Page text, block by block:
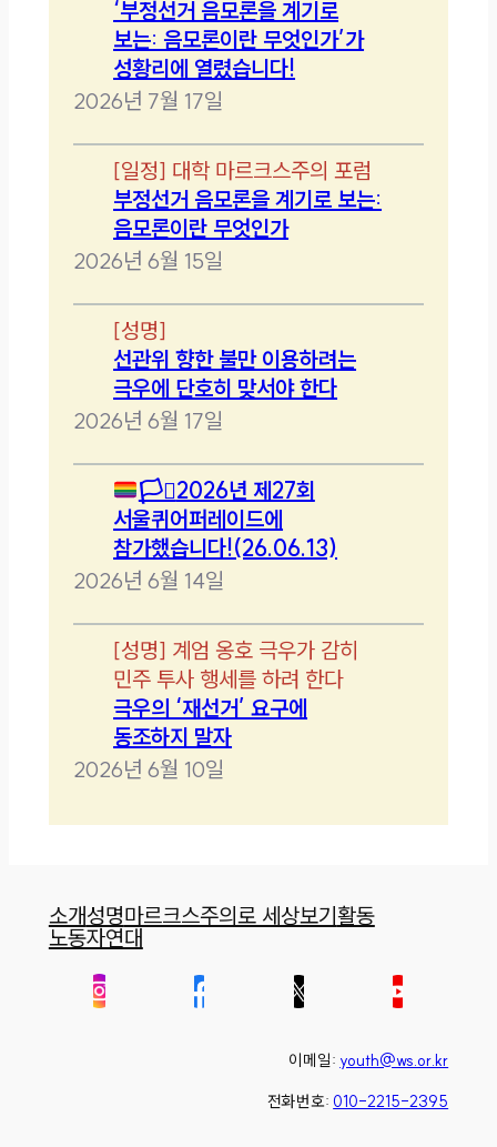
‘부정선거 음모론을 계기로
보는: 음모론이란 무엇인가’가
성황리에 열렸습니다!
2026년 7월 17일
[일정] 대학 마르크스주의 포럼
부정선거 음모론을 계기로 보는:
음모론이란 무엇인가
2026년 6월 15일
[성명]
선관위 향한 불만 이용하려는
극우에 단호히 맞서야 한다
2026년 6월 17일
🏳️‍⚧️2026년 제27회
서울퀴어퍼레이드에
참가했습니다!(26.06.13)
2026년 6월 14일
[성명] 계엄 옹호 극우가 감히
민주 투사 행세를 하려 한다
극우의 ‘재선거’ 요구에
동조하지 말자
2026년 6월 10일
소개성명마르크스주의로 세상보기활동
노동자연대
이메일: youth@ws.or.kr
전화번호: 010-2215-2395